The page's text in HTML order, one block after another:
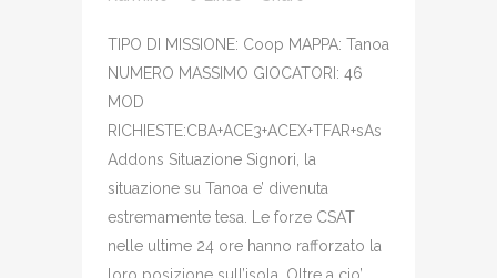
TIPO DI MISSIONE: Coop MAPPA: Tanoa
NUMERO MASSIMO GIOCATORI: 46
MOD
RICHIESTE:CBA+ACE3+ACEX+TFAR+sAs
Addons Situazione Signori, la
situazione su Tanoa e’ divenuta
estremamente tesa. Le forze CSAT
nelle ultime 24 ore hanno rafforzato la